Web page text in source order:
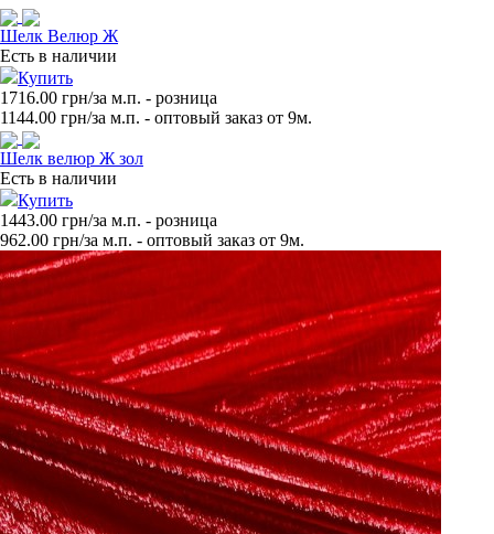
Шелк Велюр Ж
Есть в наличии
Купить
1716.00 грн/за м.п. - розница
1144.00 грн/за м.п. - оптовый заказ от 9м.
Шелк велюр Ж зол
Есть в наличии
Купить
1443.00 грн/за м.п. - розница
962.00 грн/за м.п. - оптовый заказ от 9м.